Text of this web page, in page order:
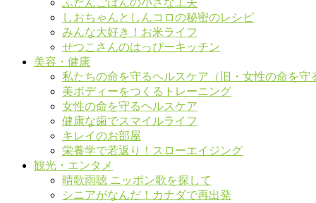
ふだんごはんの小さな工夫
しおちゃんとしんコロの秘密のレシピ
みんな大好き！お米ライフ
せつこさんのはっぴーキッチン
美容・健康
私たちの命を守るヘルスケア（旧・女性の命を守
美ボディーをつくるトレーニング
女性の命を守るヘルスケア
健康な歯でスマイルライフ
キレイのお部屋
栄養学で若返り！スローエイジング
観光・エンタメ
晴歌雨聴 ニッポン歌を探して
シニアがなんだ！カナダで再出発